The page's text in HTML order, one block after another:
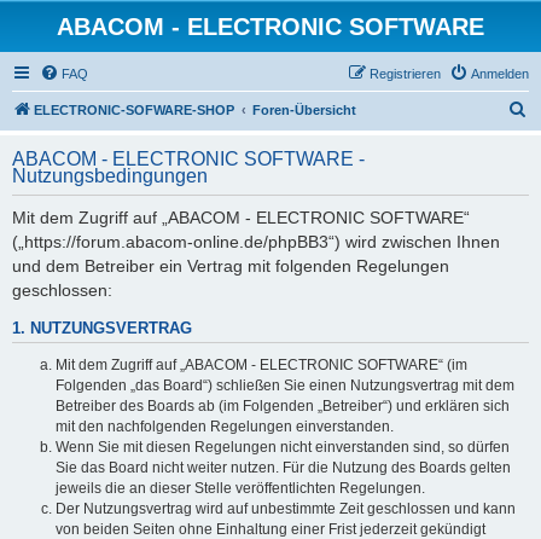
ABACOM - ELECTRONIC SOFTWARE
FAQ Anmelden
Registrieren
ELECTRONIC-SOFWARE-SHOP Foren-Übersicht
h
ABACOM - ELECTRONIC SOFTWARE -
Nutzungsbedingungen
Mit dem Zugriff auf „ABACOM - ELECTRONIC SOFTWARE“
(„https://forum.abacom-online.de/phpBB3“) wird zwischen Ihnen
und dem Betreiber ein Vertrag mit folgenden Regelungen
geschlossen:
1. NUTZUNGSVERTRAG
Mit dem Zugriff auf „ABACOM - ELECTRONIC SOFTWARE“ (im
Folgenden „das Board“) schließen Sie einen Nutzungsvertrag mit dem
Betreiber des Boards ab (im Folgenden „Betreiber“) und erklären sich
mit den nachfolgenden Regelungen einverstanden.
Wenn Sie mit diesen Regelungen nicht einverstanden sind, so dürfen
Sie das Board nicht weiter nutzen. Für die Nutzung des Boards gelten
jeweils die an dieser Stelle veröffentlichten Regelungen.
Der Nutzungsvertrag wird auf unbestimmte Zeit geschlossen und kann
von beiden Seiten ohne Einhaltung einer Frist jederzeit gekündigt